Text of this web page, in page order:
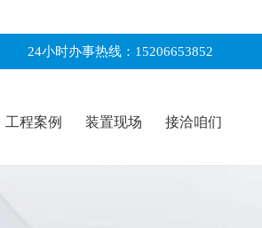
24小时办事热线：15206653852
工程案例 装置现场 接洽咱们